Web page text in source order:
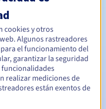
días antes de la fecha de
cookies y otros
Algunos rastreadores
el funcionamiento del
garantizar la seguridad
funcionalidades
realizar mediciones de
están exentos de